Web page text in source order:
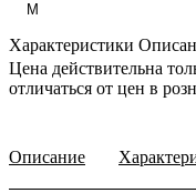
М
Характеристики
Цена действительна
отличаться от цен в
Описание